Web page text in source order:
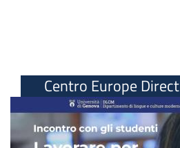
Centro Europe Direct